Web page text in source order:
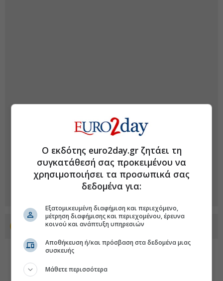
Προσθέστε το euro2day.gr στο Discover
Ο εκδότης euro2day.gr ζητάει τη
συγκατάθεσή σας προκειμένου να
χρησιμοποιήσει τα προσωπικά σας
δεδομένα για:
Εξατομικευμένη διαφήμιση και περιεχόμενο,
μέτρηση διαφήμισης και περιεχομένου, έρευνα
κοινού και ανάπτυξη υπηρεσιών
Αποθήκευση ή/και πρόσβαση στα δεδομένα μιας
συσκευής
Μάθετε περισσότερα